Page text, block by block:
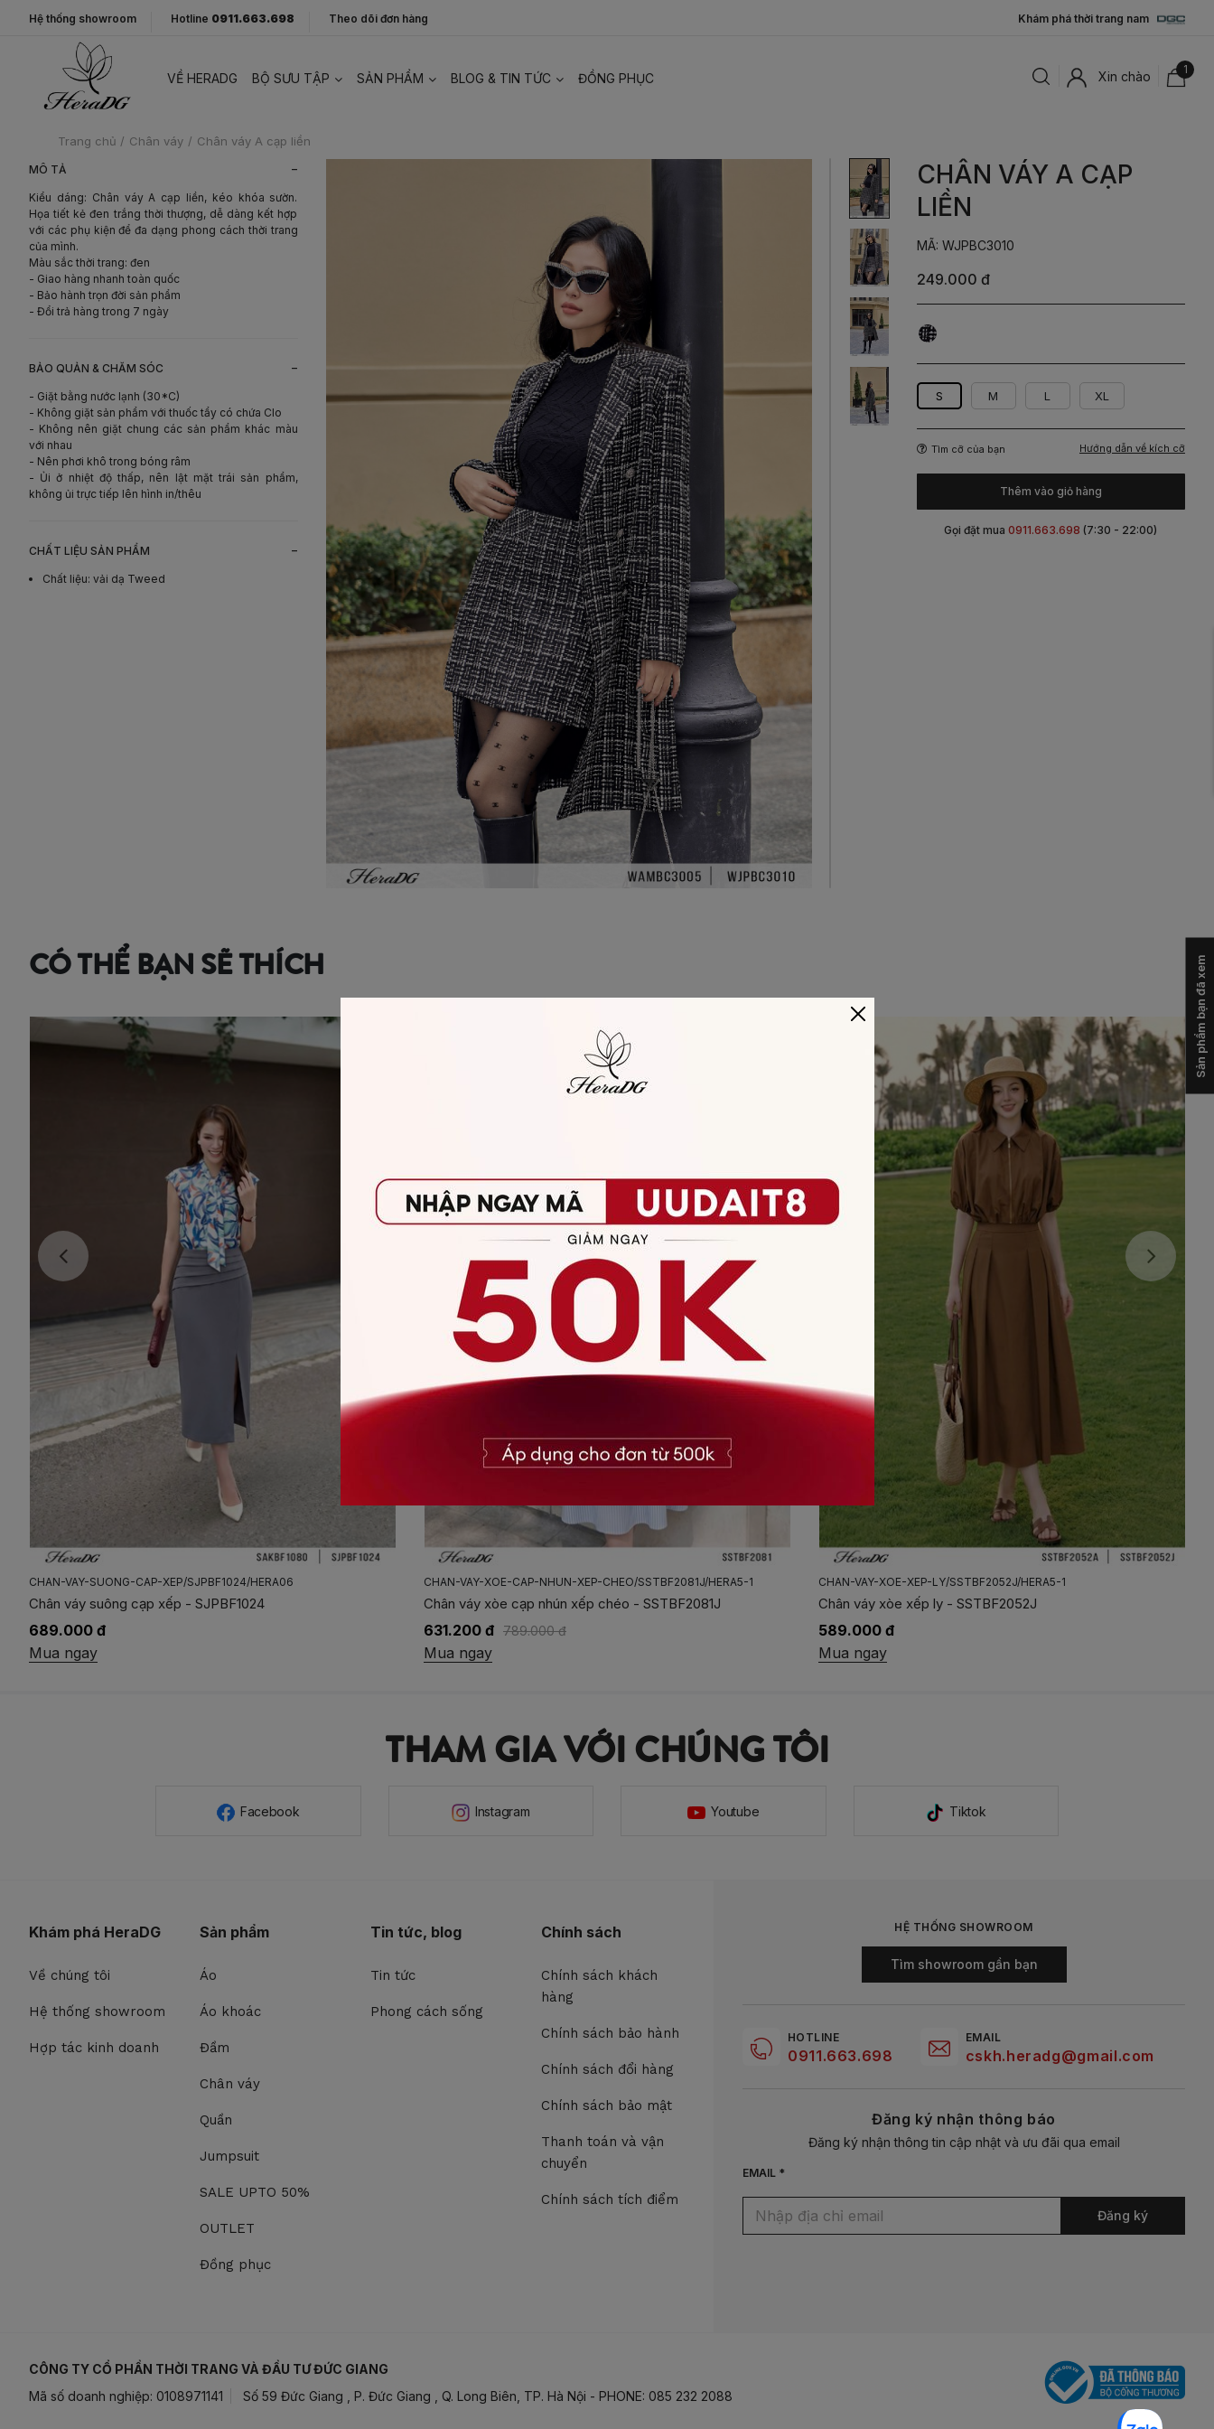
Hệ thống showroom Hotline 0911.663.698 Theo dõi đơn hàng Khám phá thời trang nam
VỀ HERADG BỘ SƯU TẬP SẢN PHẨM BLOG & TIN TỨC ĐỒNG PHỤC Xin chào 1
Trang chủ / Chân váy / Chân váy A cạp liền
MÔ TẢ -
Kiểu dáng: Chân váy A cạp liền, kéo khóa sườn.
Họa tiết kẻ đen trắng thời thượng, dễ dàng kết hợp
với các phụ kiện để đa dạng phong cách thời trang
của mình.
Màu sắc thời trang: đen
- Giao hàng nhanh toàn quốc
- Bảo hành trọn đời sản phẩm
- Đổi trả hàng trong 7 ngày
BẢO QUẢN & CHĂM SÓC -
- Giặt bằng nước lạnh (30*C)
- Không giặt sản phẩm với thuốc tẩy có chứa Clo
- Không nên giặt chung các sản phẩm khác màu
với nhau
- Nên phơi khô trong bóng râm
- Ủi ở nhiệt độ thấp, nên lật mặt trái sản phẩm,
không ủi trực tiếp lên hình in/thêu
CHẤT LIỆU SẢN PHẨM -
Chất liệu: vải dạ Tweed
CHÂN VÁY A CẠP
LIỀN
MÃ: WJPBC3010
249.000 đ
Đen
S M L XL
Tìm cỡ của bạn Hướng dẫn về kích cỡ
Thêm vào giỏ hàng
Gọi đặt mua0911.663.698 (7:30 - 22:00)
CÓ THỂ BẠN SẼ THÍCH
CHAN-VAY-XOE-CAP-NHUN-XEP-CHEO/SSTBF2081J/HERA5-1
Chân váy xòe cạp nhún xếp chéo - SSTBF2081J
631.200 đ
Mua ngay
CHAN-VAY-XOE-XEP-LY/SSTBF2052J/HERA5-1
Chân váy xòe xếp ly - SSTBF2052J
589.000 đ
Mua ngay
CHAN-VAY-XOE-CAP-LECH/SSTBF2066J/HERA5-1
Chân váy xòe cạp lệch - SSTBF2066J
711.200 đ 889.000 đ
Mua ngay
THAM GIA VỚI CHÚNG TÔI
Facebook Instagram Youtube Tiktok
Khám phá HeraDG
Về chúng tôi
Hệ thống showroom
Hợp tác kinh doanh
Sản phẩm
Áo
Áo khoác
Đầm
Chân váy
Quần
Jumpsuit
SALE UPTO 50%
OUTLET
Đồng phục
Tin tức, blog
Tin tức
Phong cách sống
Chính sách
Chính sách khách
hàng
Chính sách bảo hành
Chính sách đổi hàng
Chính sách bảo mật
Thanh toán và vận
chuyển
Chính sách tích điểm
HỆ THỐNG SHOWROOM
Tìm showroom gần bạn
HOTLINE
0911.663.698
EMAIL
cskh.heradg@gmail.com
Đăng ký nhận thông báo
Đăng ký nhận thông tin cập nhật và ưu đãi qua email
EMAIL *
Đăng ký
CÔNG TY CỔ PHẦN THỜI TRANG VÀ ĐẦU TƯ ĐỨC GIANG
Mã số doanh nghiệp: 0108971141
Số 59 Đức Giang , P. Đức Giang , Q. Long Biên, TP. Hà Nội - PHONE: 085 232 2088
Sản phẩm bạn đã xem